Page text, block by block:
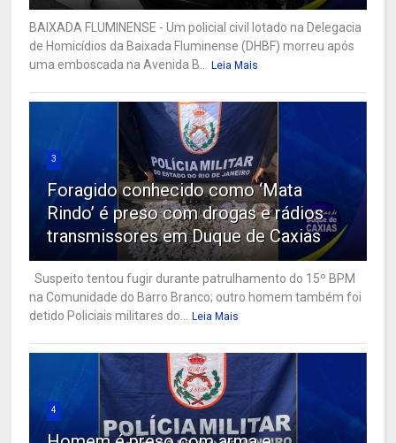
BAIXADA FLUMINENSE - Um policial civil lotado na Delegacia
de Homicídios da Baixada Fluminense (DHBF) morreu após
uma emboscada na Avenida B...
Leia Mais
3
Foragido conhecido como ‘Mata
Rindo’ é preso com drogas e rádios
transmissores em Duque de Caxias
Suspeito tentou fugir durante patrulhamento do 15º BPM
na Comunidade do Barro Branco; outro homem também foi
detido Policiais militares do...
Leia Mais
4